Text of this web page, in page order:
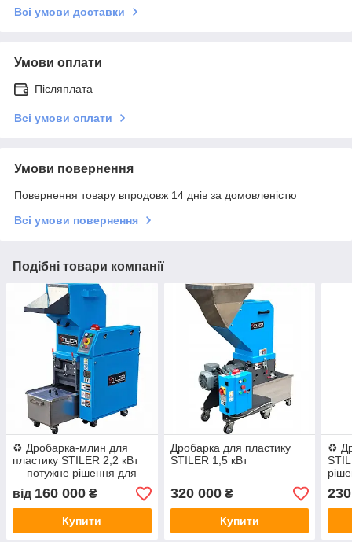
Всі умови доставки
Умови оплати
Післяплата
Всі умови оплати
Умови повернення
Повернення товару впродовж 14 днів за домовленістю
Всі умови повернення
Подібні товари компанії
♻️ Дробарка-млин для
пластику STILER 2,2 кВт
— потужне рішення для
переробки відходів
від 160 000 ₴
Купити
Дробарка для пластику
STILER 1,5 кВт
320 000₴
Купити
♻️